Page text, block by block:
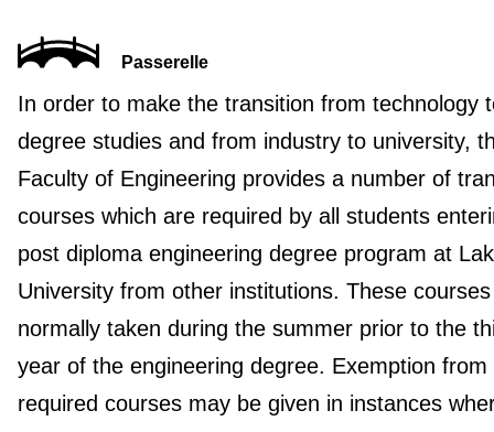
Passerelle
In order to make the transition from technology
degree studies and from industry to university,
Faculty of Engineering provides a number of
courses which are required by all students
post diploma engineering degree program at
University from other institutions. These
normally taken during the summer prior to the
year of the engineering degree. Exemption from
required courses may be given in instances